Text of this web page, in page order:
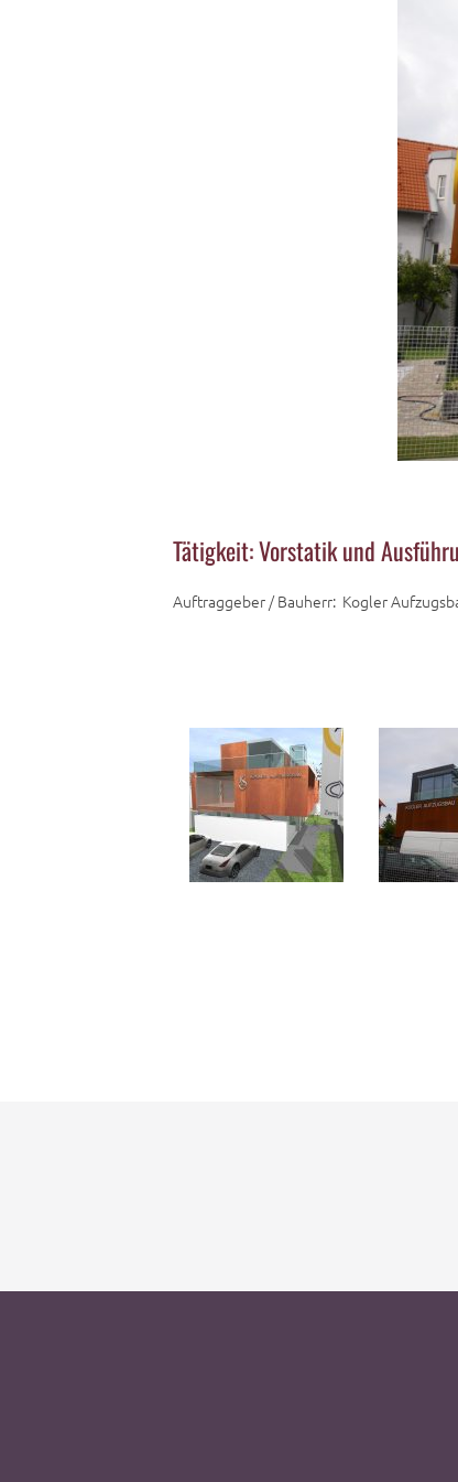
Tätigkeit: Vorstatik und
Auftraggeber / Bauherr: Kogler